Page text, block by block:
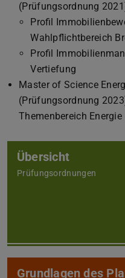
(Prüfungsordnung
Profil
Wahlpflichtbereich
Profil
Vertiefung
Master of Science
(Prüfungsordnung
Themenbereich
Übersicht
Prüfungsordnungen
Grundlagen des